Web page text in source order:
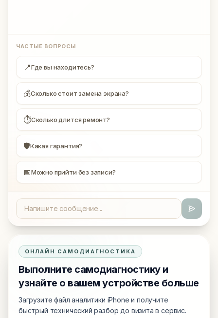
ЧАСТЫЕ ВОПРОСЫ
📍Где вы находитесь?
💰Сколько стоит замена экрана?
⏱Сколько длится ремонт?
🛡Какая гарантия?
📅Можно прийти без записи?
ОНЛАЙН САМОДИАГНОСТИКА
Выполните самодиагностику и
узнайте о вашем устройстве больше
Загрузите файл аналитики iPhone и получите
быстрый технический разбор до визита в сервис.